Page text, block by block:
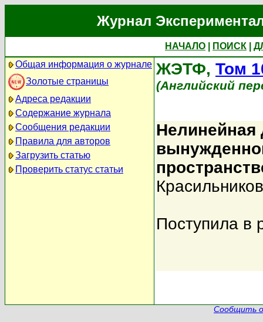
Журнал
НАЧАЛО ПОИСК
Общая информация о журнале
Золотые страницы
Адреса редакции
Содержание журнала
Сообщения редакции
Правила для авторов
Загрузить статью
Проверить статус статьи
ЖЭТФ, Том
(Английский
Нелинейная
Поступила в
Сообщить о